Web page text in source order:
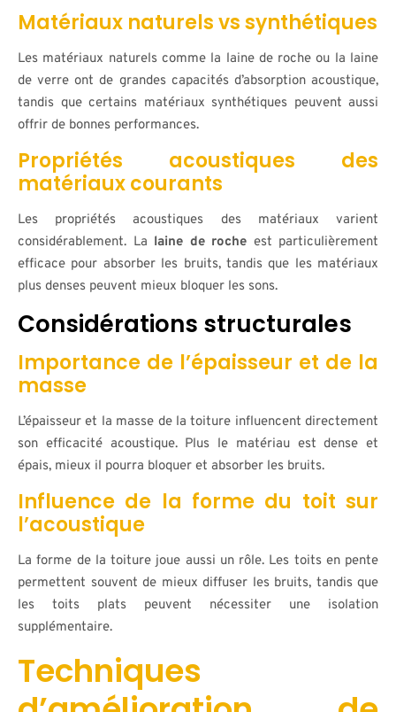
Matériaux naturels vs synthétiques
Les matériaux naturels comme la laine de roche ou la laine
de verre ont de grandes capacités d’absorption acoustique,
tandis que certains matériaux synthétiques peuvent aussi
offrir de bonnes performances.
Propriétés acoustiques des
matériaux courants
Les propriétés acoustiques des matériaux varient
considérablement. La laine de roche est particulièrement
efficace pour absorber les bruits, tandis que les matériaux
plus denses peuvent mieux bloquer les sons.
Considérations structurales
Importance de l’épaisseur et de la
masse
L’épaisseur et la masse de la toiture influencent directement
son efficacité acoustique. Plus le matériau est dense et
épais, mieux il pourra bloquer et absorber les bruits.
Influence de la forme du toit sur
l’acoustique
La forme de la toiture joue aussi un rôle. Les toits en pente
permettent souvent de mieux diffuser les bruits, tandis que
les toits plats peuvent nécessiter une isolation
supplémentaire.
Techniques